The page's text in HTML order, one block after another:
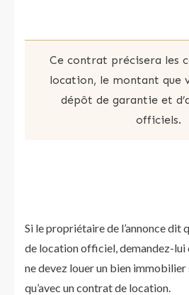
Ce contrat précisera les
location, le montant que
dépôt de garantie et
officiels.
Si le propriétaire de l’annonce dit
de location officiel, demandez-lui
ne devez louer un bien immobilier
qu’avec un contrat de location.